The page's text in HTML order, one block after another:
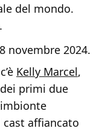
del mondo.
novembre 2024.
Kelly Marcel,
primi due
affiancato